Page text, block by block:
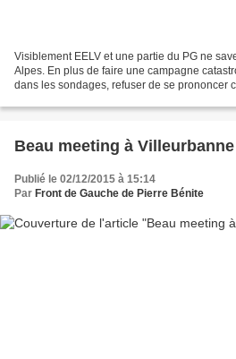
Visiblement EELV et une partie du PG ne
Alpes. En plus de faire une campagne
dans les sondages, refuser de se prononcer
Beau meeting à Villeurbanne
Publié le 02/12/2015 à 15:14
Par Front de Gauche de Pierre Bénite